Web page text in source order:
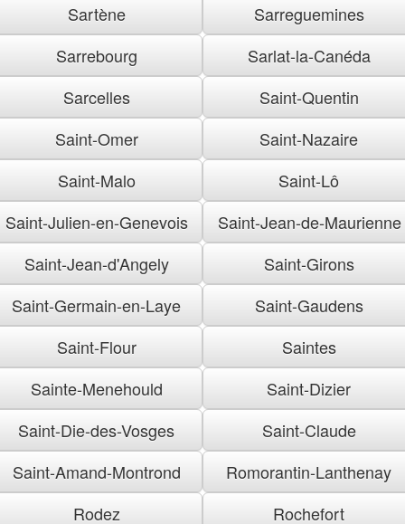
Sartène
Sarreguemines
Sarrebourg
Sarlat-la-Canéda
Sarcelles
Saint-Quentin
Saint-Omer
Saint-Nazaire
Saint-Malo
Saint-Lô
Saint-Julien-en-Genevois
Saint-Jean-de-Maurienne
Saint-Jean-d'Angely
Saint-Girons
Saint-Germain-en-Laye
Saint-Gaudens
Saint-Flour
Saintes
Sainte-Menehould
Saint-Dizier
Saint-Die-des-Vosges
Saint-Claude
Saint-Amand-Montrond
Romorantin-Lanthenay
Rodez
Rochefort